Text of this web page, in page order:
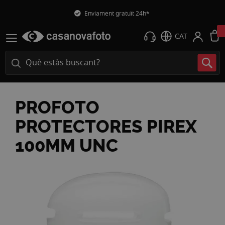
Enviament gratuït 24h*
CAT
PROFOTO
PROTECTORES PIREX
100MM UNC